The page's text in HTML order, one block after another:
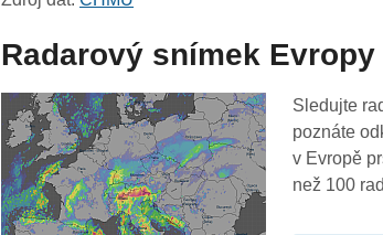
Radarový snímek Evropy
Sledujte
poznáte
v Evropě
než 100